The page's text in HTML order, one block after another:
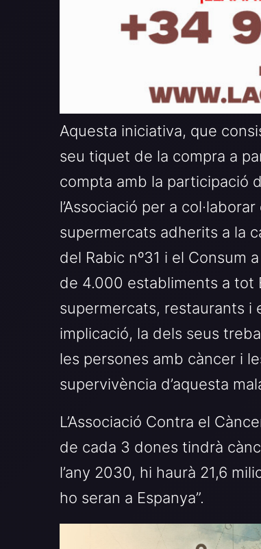
Aquesta iniciativa, que
seu tiquet de la compra a
compta amb la participació
l’Associació per a
supermercats adherits a la
del Rabic nº31 i el Consum
de 4.000 establiments a tot
supermercats, restaurants i
implicació, la dels seus
les persones amb càncer i
supervivència d’aquesta
L’Associació Contra el
de cada 3 dones tindrà
l’any 2030, hi haurà 21,6
ho seran a Espanya”.